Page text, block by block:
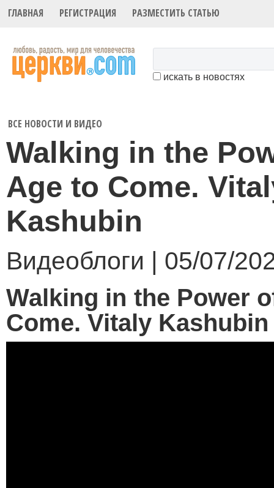
ГЛАВНАЯ РЕГИСТРАЦИЯ РАЗМЕСТИТЬ СТАТЬЮ
искать в новостях
ВСЕ НОВОСТИ И ВИДЕО
Walking in the
Age to Come.
Kashubin
Видеоблоги | 05/07/
Walking in the Power
Come. Vitaly Kashubin